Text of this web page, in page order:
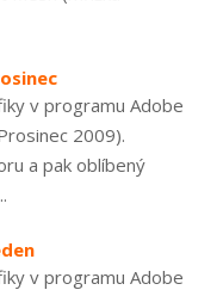
v programu Adobe
2009).
a pak oblíbený
v programu Adobe